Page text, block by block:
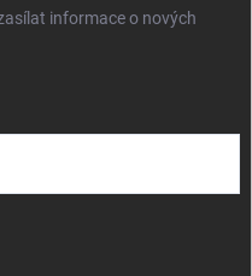
informace o nových